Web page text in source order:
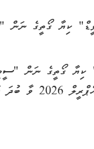
ކިޔާ ގޯތީގެ ނަން
ގޯތީގެ ނަން
ބަދަލުކުރުމާއި ގުޅޭގޮތުން މައްސަލައެއް ނުވަތަ